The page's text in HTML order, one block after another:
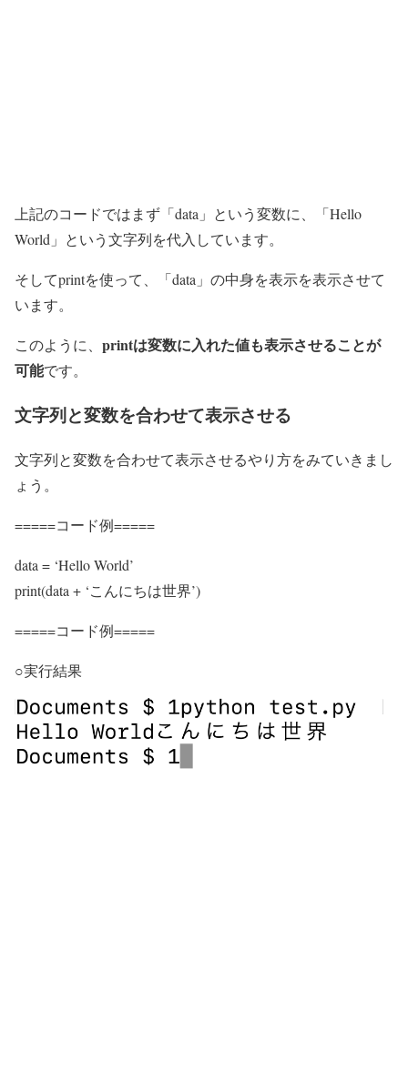
上記のコードではまず「data」という変数に、「Hello
World」という文字列を代入しています。
そしてprintを使って、「data」の中身を表示を表示させて
います。
このように、 printは変数に入れた値も表示させることが
可能です。
文字列と変数を合わせて表示させる
文字列と変数を合わせて表示させるやり方をみていきまし
ょう。
=====コード例=====
data = ‘Hello World’
print(data + ‘こんにちは世界’)
=====コード例=====
○実行結果